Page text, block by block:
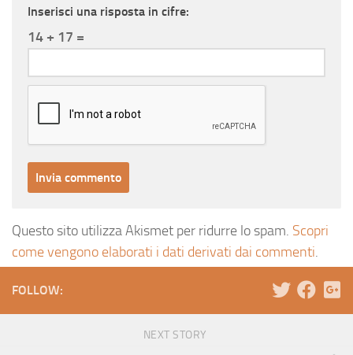
Inserisci una risposta in cifre:
14 + 17 =
Questo sito utilizza Akismet per ridurre lo spam. Scopri
come vengono elaborati i dati derivati dai commenti.
FOLLOW:
NEXT STORY